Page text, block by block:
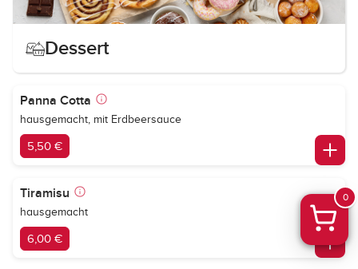
Dessert
Panna Cotta
hausgemacht, mit Erdbeersauce
5,50 €
Tiramisu
hausgemacht
6,00 €
0